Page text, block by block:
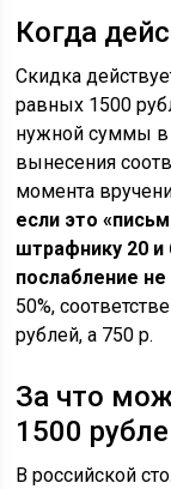
Когда
Скидка
равных 1500
нужной суммы в
вынесения
момента
если это
штрафнику 20 и
послабление
50%,
рублей, а 750 р.
За что
1500
В российской